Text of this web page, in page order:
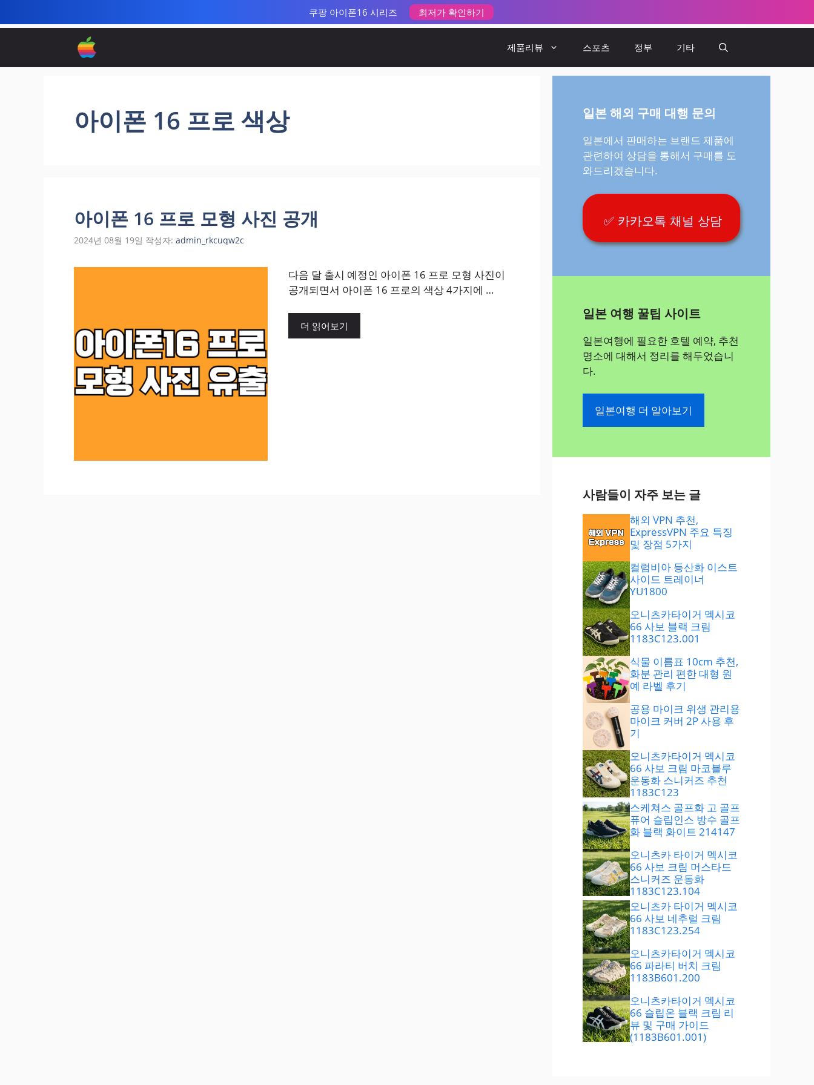
쿠팡 아이폰16 시리즈 최저가 확인하기
컨
제품리뷰 스포츠 정부 기타
아이폰 16 프로 색상
아이폰 16 프로 모형 사진 공개
2024년 08월 19일 작성자: admin_rkcuqw2c
다음 달 출시 예정인 아이폰 16 프로 모형 사진이
공개되면서 아이폰 16 프로의 색상 4가지에 …
더 읽어보기
일본 해외 구매 대행 문의
일본에서 판매하는 브랜드 제품에
관련하여 상담을 통해서 구매를 도
와드리겠습니다.
✅ 카카오톡 채널 상담
일본 여행 꿀팁 사이트
일본여행에 필요한 호텔 예약, 추천
명소에 대해서 정리를 해두었습니
다.
일본여행 더 알아보기
사람들이 자주 보는 글
해외 VPN 추천,
ExpressVPN 주요 특징
및 장점 5가지
컬럼비아 등산화 이스트
사이드 트레이너
YU1800
오니츠카타이거 멕시코
66 사보 블랙 크림
1183C123.001
식물 이름표 10cm 추천,
화분 관리 편한 대형 원
예 라벨 후기
공용 마이크 위생 관리용
마이크 커버 2P 사용 후
기
오니츠카타이거 멕시코
66 사보 크림 마코블루
운동화 스니커즈 추천
1183C123
스케쳐스 골프화 고 골프
퓨어 슬립인스 방수 골프
화 블랙 화이트 214147
오니츠카 타이거 멕시코
66 사보 크림 머스타드
스니커즈 운동화
1183C123.104
오니츠카 타이거 멕시코
66 사보 네추럴 크림
1183C123.254
오니츠카타이거 멕시코
66 파라티 버치 크림
1183B601.200
오니츠카타이거 멕시코
66 슬립온 블랙 크림 리
뷰 및 구매 가이드
(1183B601.001)